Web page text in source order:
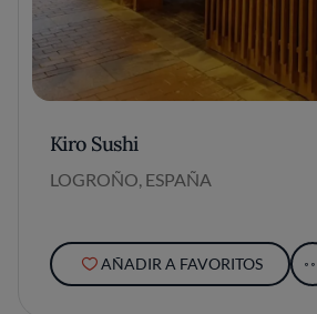
Kiro Sushi
LOGROÑO, ESPAÑA
AÑADIR A FAVORITOS